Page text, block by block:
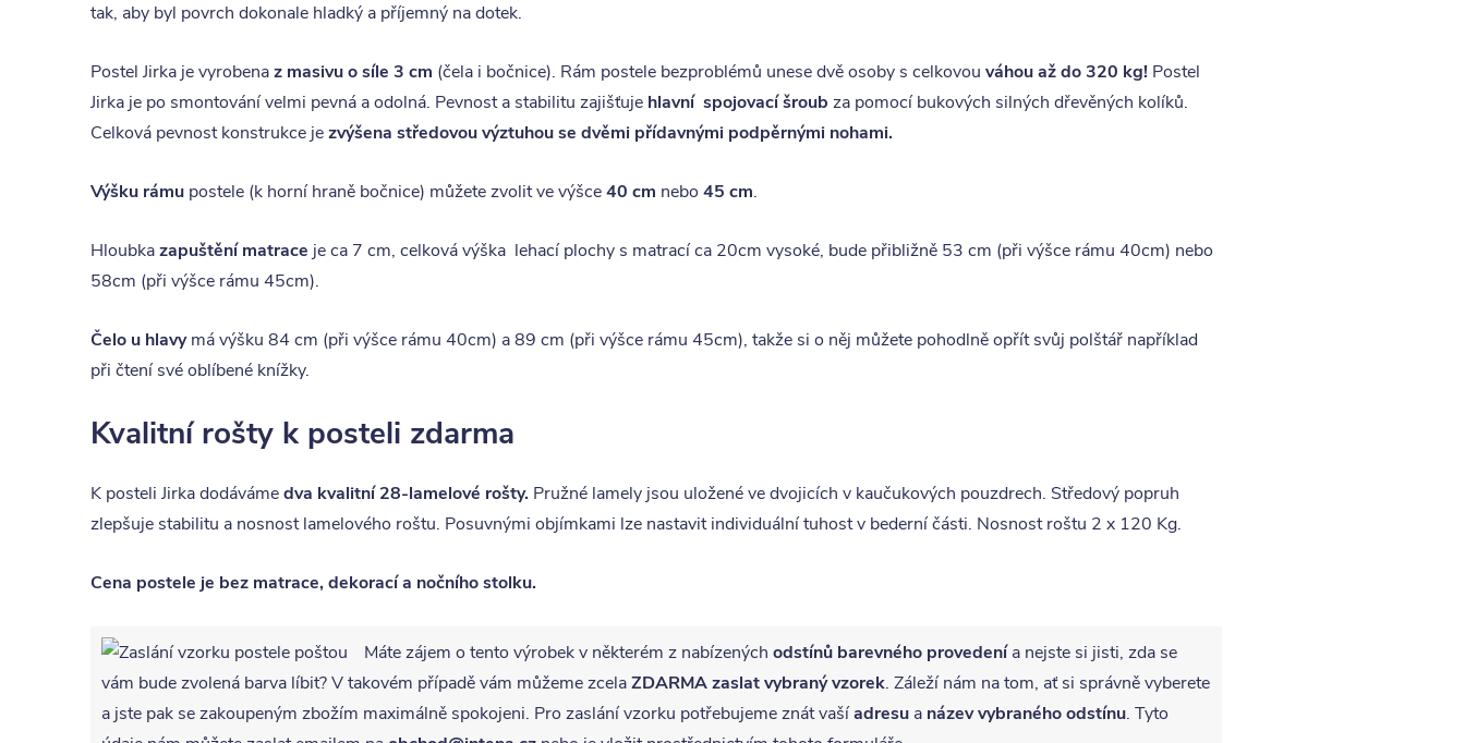
tak, aby byl povrch dokonale hladký a příjemný na dotek.
Postel Jirka je vyrobenaz masivu o síle 3 cm (čela i bočnice). Rám postele bezproblémů unese dvě osoby s celkovou váhou až do 320 kg! Postel
Jirka je po smontování velmi pevná a odolná. Pevnost a stabilitu zajišťuje hlavní spojovací šroub za pomocí bukových silných dřevěných kolíků.
Celková pevnost konstrukce jezvýšena středovou výztuhou se dvěmi přídavnými podpěrnými nohami.
Výšku rámu postele (k horní hraně bočnice) můžete zvolit ve výšce40 cm nebo 45 cm.
Hloubkazapuštění matrace je ca 7 cm, celková výška lehací plochy s matrací ca 20cm vysoké, bude přibližně 53 cm (při výšce rámu 40cm) nebo
58cm (při výšce rámu 45cm).
Čelo u hlavymá výšku 84 cm (při výšce rámu 40cm) a 89 cm (při výšce rámu 45cm), takže si o něj můžete pohodlně opřít svůj polštář například
při čtení své oblíbené knížky.
Kvalitní rošty k posteli zdarma
K posteli Jirka dodávámedva kvalitní 28-lamelové rošty. Pružné lamely jsou uložené ve dvojicích v kaučukových pouzdrech. Středový popruh
zlepšuje stabilitu a nosnost lamelového roštu. Posuvnými objímkami lze nastavit individuální tuhost v bederní části. Nosnost roštu 2 x 120 Kg.
Cena postele je bez matrace, dekorací a nočního stolku.
Máte zájem o tento výrobek v některém z nabízených odstínů barevného provedenía nejste si jisti, zda se
vám bude zvolená barva líbit? V takovém případě vám můžeme zcelaZDARMAzaslat vybraný vzorek. Záleží nám na tom, ať si správně vyberete
a jste pak se zakoupeným zbožím maximálně spokojeni. Pro zaslání vzorku potřebujeme znát vašíadresu a název vybraného odstínu. Tyto